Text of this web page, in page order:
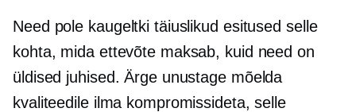
Need pole kaugeltki täiuslikud esitused selle
kohta, mida ettevõte maksab, kuid need on
üldised juhised. Ärge unustage mõelda
kvaliteedile ilma kompromissideta, selle